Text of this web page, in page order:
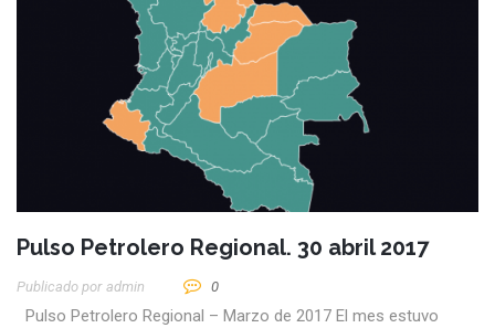
Pulso Petrolero Regional. 30 abril 2017
Publicado por Admin 0
Pulso Petrolero Regional – Marzo de 2017 El mes estuvo